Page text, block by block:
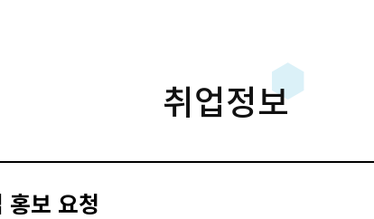
취업정보
보 요청